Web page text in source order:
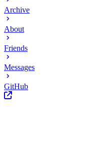
Archive
About
Friends
Messages
GitHub